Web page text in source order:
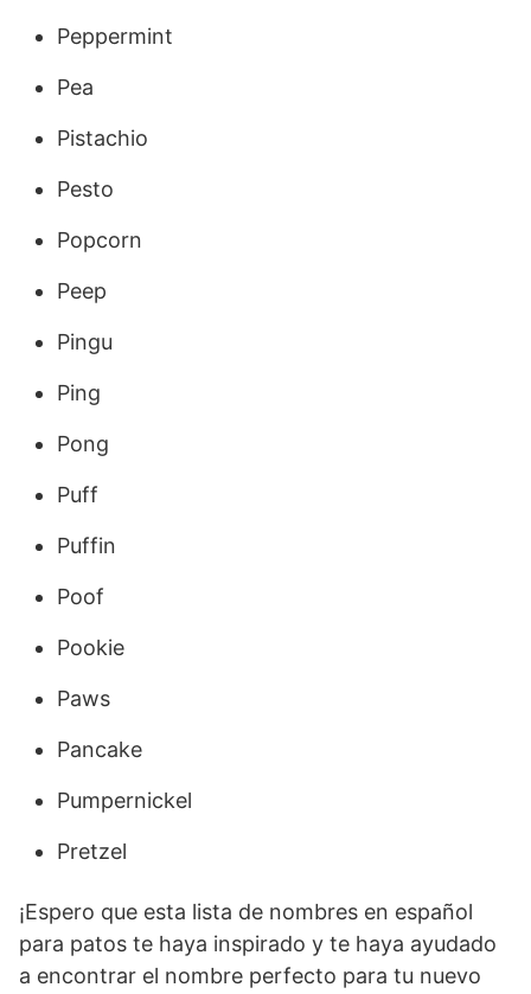
Peppermint
Pea
Pistachio
Pesto
Popcorn
Peep
Pingu
Ping
Pong
Puff
Puffin
Poof
Pookie
Paws
Pancake
Pumpernickel
Pretzel
¡Espero que esta lista de nombres en español
para patos te haya inspirado y te haya ayudado
a encontrar el nombre perfecto para tu nuevo